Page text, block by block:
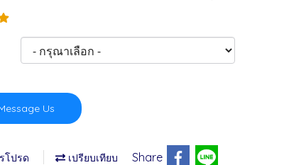
Us
โปรด เปรียบเทียบ Share